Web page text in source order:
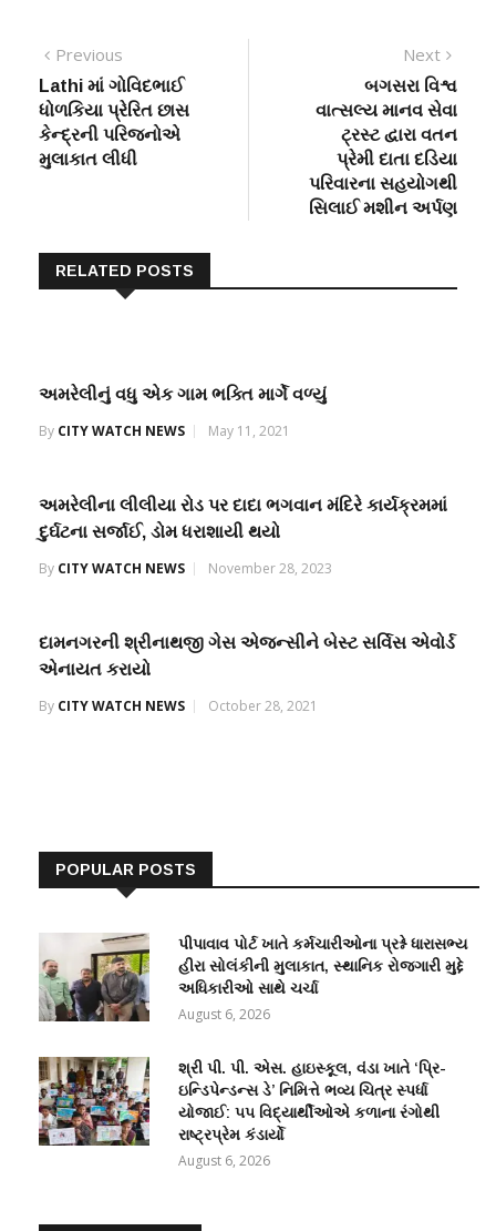
Post
navigation
Previous
post:
Lathi માં ગોવિદભાઈ
ધોળકિયા પ્રેરિત છાસ
કેન્દ્રની પરિજનોએ
મુલાકાત લીધી
Next
post:
બગસરા વિશ્વ
વાત્સલ્ય માનવ સેવા
ટ્રસ્ટ દ્વારા વતન
પ્રેમી દાતા દડિયા
પરિવારના સહયોગથી
સિલાઈ મશીન અર્પણ
RELATED POSTS
અમરેલીનું વધુ એક ગામ ભક્તિ માર્ગે વળ્યું
By CITY WATCH NEWS May 11, 2021
અમરેલીના લીલીયા રોડ પર દાદા ભગવાન મંદિરે કાર્યક્રમમાં
દુર્ઘટના સર્જાઈ, ડોમ ધરાશાયી થયો
By CITY WATCH NEWS November 28, 2023
દામનગરની શ્રીનાથજી ગેસ એજન્સીને બેસ્ટ સર્વિસ એવોર્ડ
એનાયત કરાયો
By CITY WATCH NEWS October 28, 2021
POPULAR POSTS
પીપાવાવ પોર્ટ ખાતે કર્મચારીઓના પ્રશ્ને ધારાસભ્ય
હીરા સોલંકીની મુલાકાત, સ્થાનિક રોજગારી મુદ્દે
અધિકારીઓ સાથે ચર્ચા
August 6, 2026
શ્રી પી. પી. એસ. હાઇસ્કૂલ, વંડા ખાતે ‘પ્રિ-
ઇન્ડિપેન્ડન્સ ડે’ નિમિત્તે ભવ્ય ચિત્ર સ્પર્ધા
યોજાઈ: ૫૫ વિદ્યાર્થીઓએ કળાના રંગોથી
રાષ્ટ્રપ્રેમ કંડાર્યો
August 6, 2026